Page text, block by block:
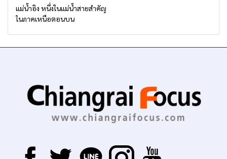
แม่น้ำอิง หนึ่งในแม่น้ำสายสำคัญ
ในภาคเหนือตอนบน